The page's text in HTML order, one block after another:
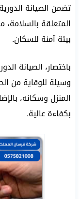
تضمن الصيانة الدورية
المتعلقة بالسلامة،
بيئة آمنة للسكان.
باختصار، الصيانة
وسيلة للوقاية من
المنزل وسكانه،
بكفاءة عالية.